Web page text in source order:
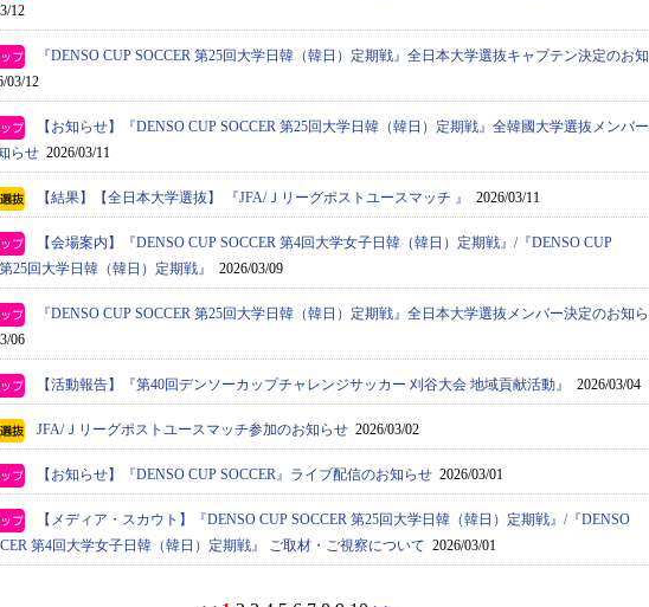
12
『DENSO CUP SOCCER 第25回大学日韓（韓日）定期戦』全日本大学選抜キャプテン決定のお知
03/12
【お知らせ】『DENSO CUP SOCCER 第25回大学日韓（韓日）定期戦』全韓國大学選抜メンバー
らせ 2026/03/11
【結果】【全日本大学選抜】 『JFA/Ｊリーグポストユースマッチ 』 2026/03/11
【会場案内】『DENSO CUP SOCCER 第4回大学女子日韓（韓日）定期戦』/『DENSO CUP
25回大学日韓（韓日）定期戦』
2026/03/09
『DENSO CUP SOCCER 第25回大学日韓（韓日）定期戦』全日本大学選抜メンバー決定のお知ら
06
【活動報告】『第40回デンソーカップチャレンジサッカー 刈谷大会 地域貢献活動』 2026/03/04
JFA/Ｊリーグポストユースマッチ参加のお知らせ 2026/03/02
【お知らせ】『DENSO CUP SOCCER』ライブ配信のお知らせ 2026/03/01
【メディア・スカウト】『DENSO CUP SOCCER 第25回大学日韓（韓日）定期戦』/『DENSO
第4回大学女子日韓（韓日）定期戦』 ご取材・ご視察について 2026/03/01